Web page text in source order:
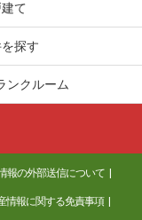
て
探す
ンクルーム
報の外部送信について
情報に関する免責事項